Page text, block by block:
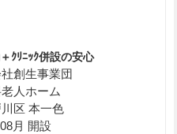
ｸﾘﾆｯｸ併設の安心
創生事業団
人ホーム
区 本一色
月 開設